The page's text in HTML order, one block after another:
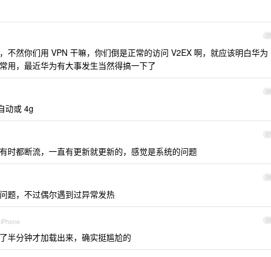
25
不然你们用 VPN 干嘛，你们倒是正常的访问 V2EX 啊，就应该明白华为
用，最近华为有大事发生当然得搞一下了
26
动或 4g
27
时都断流，一直有更新就更新的，感觉是系统的问题
28
题，不过偶尔遇到过异常发热
29
半分钟才加载出来，确实挺尴尬的